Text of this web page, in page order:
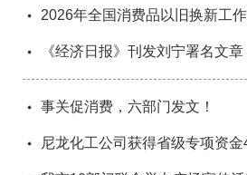
事关促消费，六部门发文！